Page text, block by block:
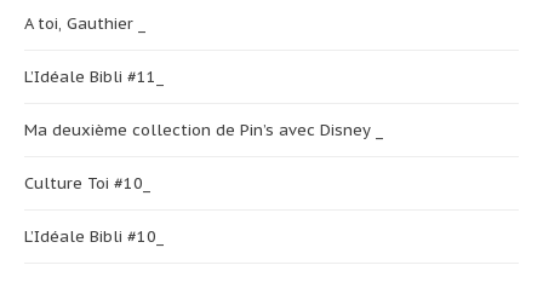
A toi, Gauthier _
L’Idéale Bibli #11_
Ma deuxième collection de Pin’s avec Disney _
Culture Toi #10_
L’Idéale Bibli #10_